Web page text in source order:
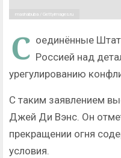
mashabuba / Gettyimages.ru
С оединённые
Россией над
урегулированию
С таким заявлением
Джей Ди Вэнс. Он
прекращении огня
условия.